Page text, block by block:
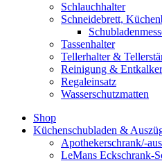
Schlauchhalter
Schneidebrett,
Tassenhalter
Tellerhalter &
Reinigung & Entkalker
Regaleinsatz
Wasserschutzmatten
Shop
Küchenschubladen &
Apothekerschrank/-
LeMans Eckschrank-